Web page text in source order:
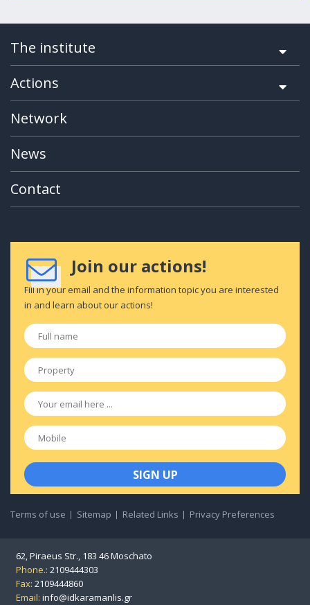
The institute
Actions
Network
News
Contact
Join our actions!
Fill in your email and the information topic you are interested
in and learn about our actions!
Full
name
*
Property
Email
Mobile
Terms of use Sitemap Related Links Privacy Preferences
62, Piraeus Str., 183 46 Moschato
Phone.: 2109444303
Fax: 2109444860
Email: info@idkaramanlis.gr